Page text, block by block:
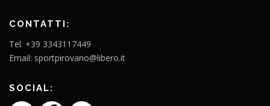
CONTATTI:
Tel. +39 3343117449
Email: sportpirovano@libero.it
SOCIAL: